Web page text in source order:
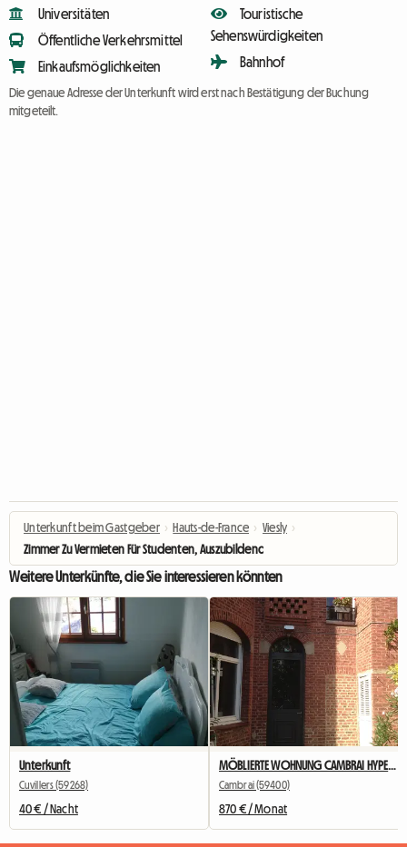
Universitäten
Öffentliche Verkehrsmittel
Einkaufsmöglichkeiten
Touristische
Sehenswürdigkeiten
Bahnhof
Die genaue Adresse der Unterkunft wird erst nach Bestätigung der Buchung
mitgeteilt.
Unterkunft beim Gastgeber › Hauts-de-France › Viesly ›
Zimmer Zu Vermieten Für Studenten, Auszubildende, Erste Stelle In
Weitere Unterkünfte, die Sie interessieren könnten
Unterkunft
Cuvillers (59268)
40 € / Nacht
Cambrai (59400)
870 € / Monat